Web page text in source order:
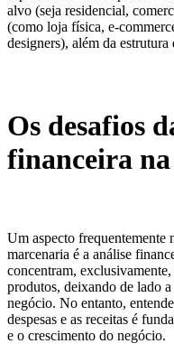
alvo (seja residencial,
(como loja física, e-
designers), além da
Os desafios
financeira
Um aspecto frequentemente
marcenaria é a análise
concentram,
produtos, deixando de lado
negócio. No entanto,
despesas e as receitas é
e o crescimento do negócio.